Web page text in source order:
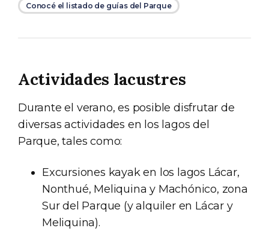
Conocé el listado de guías del Parque
Actividades lacustres
Durante el verano, es posible disfrutar de
diversas actividades en los lagos del
Parque, tales como:
Excursiones kayak en los lagos Lácar,
Nonthué, Meliquina y Machónico, zona
Sur del Parque (y alquiler en Lácar y
Meliquina).